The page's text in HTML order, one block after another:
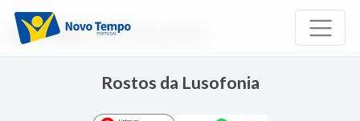
Início Rádio Rostos da Lusofonia
Rostos da Lusofonia